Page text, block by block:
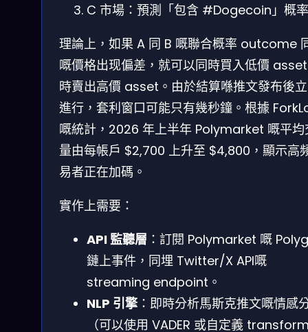
C 市場：預測「包含 #Dogecoin」概率
理論上，如果 A 同 B 嘅聯合概率 outcome
嘅價格出现偏差，就可以同時買入低價
時賣出高價 asset。由於結算喺推文發布後
進行，套利窗口可能只有幾秒鐘。根據
嘅統計，2026 年上半年 Polymarket 嘅平均
量由每帳戶 $2,700 上升至 $4,800，顯示高
易者正在加碼。
實作上需要：
API 監聽層 ：訂閱 Polymarket 嘅
鏈上事件，同埋 Twitter/X API嘅
streaming endpoint。
NLP 引擎：即時分析馬斯克推文嘅情感
（可以使用 VADER 或自定義